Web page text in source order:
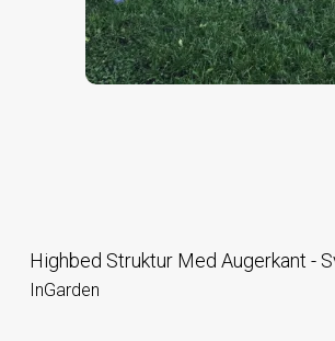
Highbed Struktur Med Augerkant -
InGarden